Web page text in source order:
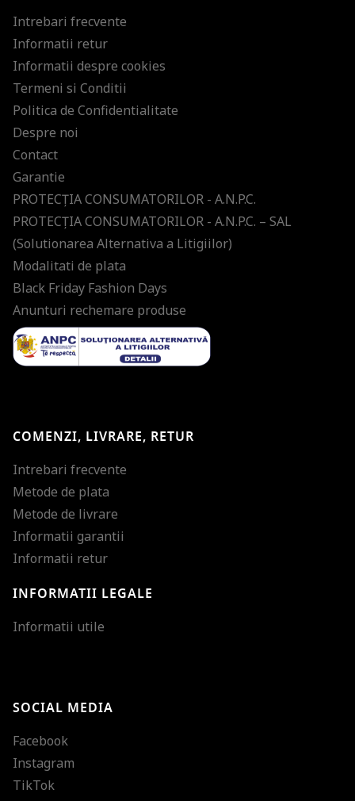
Intrebari frecvente
Informatii retur
Informatii despre cookies
Termeni si Conditii
Politica de Confidentialitate
Despre noi
Contact
Garantie
PROTECŢIA CONSUMATORILOR - A.N.P.C.
PROTECŢIA CONSUMATORILOR - A.N.P.C. – SAL
(Solutionarea Alternativa a Litigiilor)
Modalitati de plata
Black Friday Fashion Days
Anunturi rechemare produse
COMENZI, LIVRARE, RETUR
Intrebari frecvente
Metode de plata
Metode de livrare
Informatii garantii
Informatii retur
INFORMATII LEGALE
Informatii utile
SOCIAL MEDIA
Facebook
Instagram
TikTok